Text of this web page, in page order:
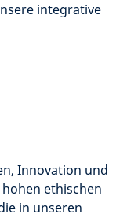
integrative
Innovation und
ethischen
in unseren